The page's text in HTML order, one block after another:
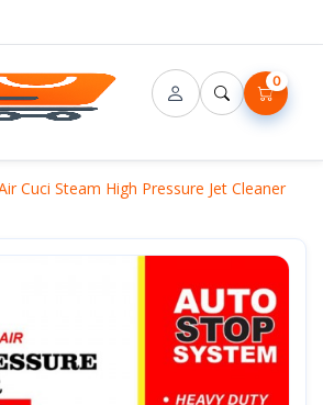
0
Cuci Steam High Pressure Jet Cleaner